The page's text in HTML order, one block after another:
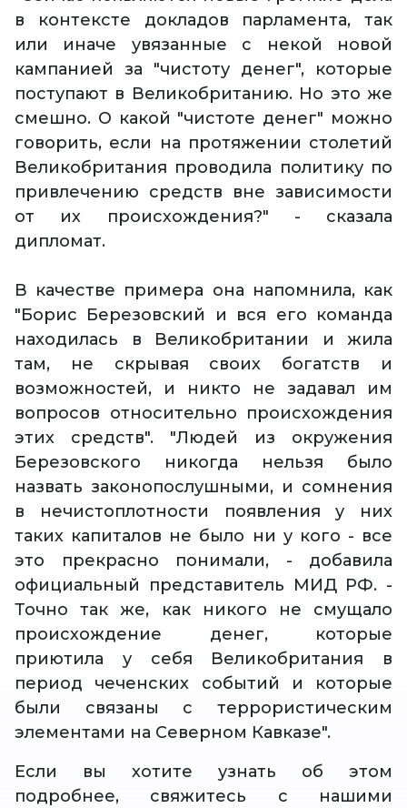
в контексте докладов парламента, так
или иначе увязанные с некой новой
кампанией за "чистоту денег", которые
поступают в Великобританию. Но это же
смешно. О какой "чистоте денег" можно
говорить, если на протяжении столетий
Великобритания проводила политику по
привлечению средств вне зависимости
от их происхождения?" - сказала
дипломат.
В качестве примера она напомнила, как
"Борис Березовский и вся его команда
находилась в Великобритании и жила
там, не скрывая своих богатств и
возможностей, и никто не задавал им
вопросов относительно происхождения
этих средств". "Людей из окружения
Березовского никогда нельзя было
назвать законопослушными, и сомнения
в нечистоплотности появления у них
таких капиталов не было ни у кого - все
это прекрасно понимали, - добавила
официальный представитель МИД РФ. -
Точно так же, как никого не смущало
происхождение денег, которые
приютила у себя Великобритания в
период чеченских событий и которые
были связаны с террористическим
элементами на Северном Кавказе".
Если вы хотите узнать об этом
подробнее, свяжитесь с нашими